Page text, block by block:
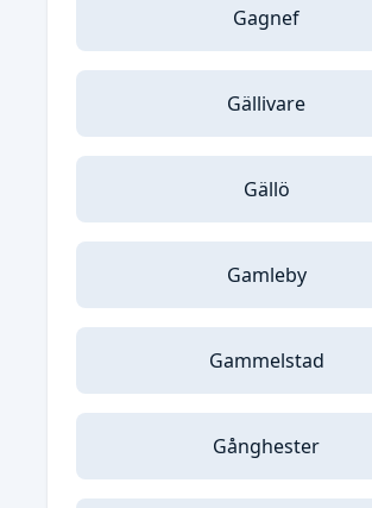
Gagnef
Gällivare
Gällö
Gamleby
Gammelstad
Gånghester